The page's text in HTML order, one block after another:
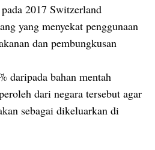
2017 Switzerland
yang menyekat penggunaan
dan pembungkusan
daripada bahan mentah
dari negara tersebut agar
sebagai dikeluarkan di